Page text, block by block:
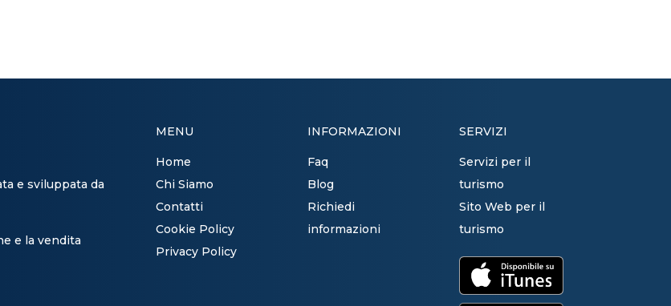
e sviluppata da
e la vendita
MENU
Home
Chi Siamo
Contatti
Cookie Policy
Privacy Policy
INFORMAZIONI
Faq
Blog
Richiedi
informazioni
SERVIZI
Servizi per il
turismo
Sito Web per il
turismo